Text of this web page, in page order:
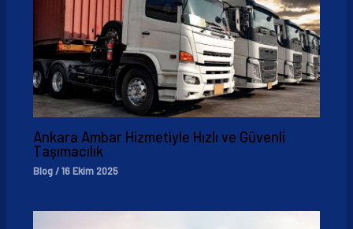
Ankara Ambar Hizmetiyle Hızlı ve Güvenli
Taşımacılık
Blog/16 Ekim 2025